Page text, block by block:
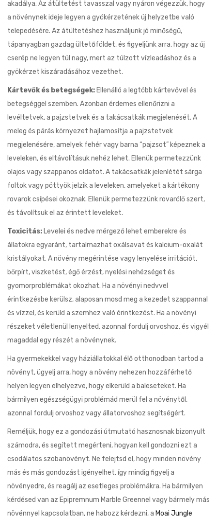
akadálya. Az átültetést tavasszal vagy nyáron végezzük, hogy
a növénynek ideje legyen a gyökérzetének új helyzetbe való
telepedésére. Az átültetéshez használjunk jó minőségű,
tápanyagban gazdag ültetőföldet, és figyeljünk arra, hogy az új
cserép ne legyen túl nagy, mert az túlzott vízleadáshoz és a
gyökérzet kiszáradásához vezethet.
Kártevők és betegségek: Ellenálló a legtöbb kártevővel és
betegséggel szemben. Azonban érdemes ellenőrizni a
levéltetvek, a pajzstetvek és a takácsatkák megjelenését. A
meleg és párás környezet hajlamosítja a pajzstetvek
megjelenésére, amelyek fehér vagy barna “pajzsot” képeznek a
leveleken, és eltávolításuk nehéz lehet. Ellenük permetezzünk
olajos vagy szappanos oldatot. A takácsatkák jelenlétét sárga
foltok vagy pöttyök jelzik a leveleken, amelyeket a kártékony
rovarok csípései okoznak. Ellenük permetezzünk rovarölő szert,
és távolítsuk el az érintett leveleket.
Toxicitás: Levelei és nedve mérgező lehet emberekre és
állatokra egyaránt, tartalmazhat oxálsavat és kalcium-oxalát
kristályokat. A növény megérintése vagy lenyelése irritációt,
bőrpírt, viszketést, égő érzést, nyelési nehézséget és
gyomorproblémákat okozhat. Ha a növényi nedvvel
érintkezésbe kerülsz, alaposan mosd meg a kezedet szappannal
és vízzel, és kerüld a szemhez való érintkezést. Ha a növényi
részeket véletlenül lenyelted, azonnal fordulj orvoshoz, és vigyél
magaddal egy részét a növénynek.
Ha gyermekekkel vagy háziállatokkal élő otthonodban tartod a
növényt, ügyelj arra, hogy a növény nehezen hozzáférhető
helyen legyen elhelyezve, hogy elkerüld a baleseteket. Ha
bármilyen egészségügyi problémád merül fel a növénytől,
azonnal fordulj orvoshoz vagy állatorvoshoz segítségért.
Reméljük, hogy ez a gondozási útmutató hasznosnak bizonyult
számodra, és segített megérteni, hogyan kell gondozni ezt a
csodálatos szobanövényt. Ne felejtsd el, hogy minden növény
más és más gondozást igényelhet, így mindig figyelj a
növényedre, és reagálj az esetleges problémákra. Ha bármilyen
kérdésed van az Epipremnum Marble Greennel vagy bármely más
növénnyel kapcsolatban, ne habozz kérdezni, a Moai Jungle